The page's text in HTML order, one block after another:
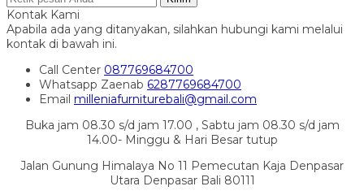
Kontak Kami
Apabila ada yang ditanyakan, silahkan hubungi kami melalui
kontak di bawah ini.
Call Center 087769684700
Whatsapp Zaenab 6287769684700
Email milleniafurniturebali@gmail.com
Buka jam 08.30 s/d jam 17.00 , Sabtu jam 08.30 s/d jam
14.00- Minggu & Hari Besar tutup
Jalan Gunung Himalaya No 11 Pemecutan Kaja Denpasar
Utara Denpasar Bali 80111